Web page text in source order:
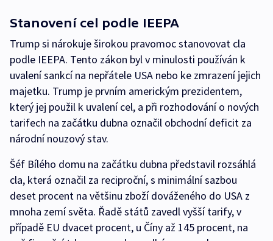
Stanovení cel podle IEEPA
Trump si nárokuje širokou pravomoc stanovovat cla
podle IEEPA. Tento zákon byl v minulosti používán k
uvalení sankcí na nepřátele USA nebo ke zmrazení jejich
majetku. Trump je prvním americkým prezidentem,
který jej použil k uvalení cel, a při rozhodování o nových
tarifech na začátku dubna označil obchodní deficit za
národní nouzový stav.
Šéf Bílého domu na začátku dubna představil rozsáhlá
cla, která označil za reciproční, s minimální sazbou
deset procent na většinu zboží dováženého do USA z
mnoha zemí světa. Řadě států zavedl vyšší tarify, v
případě EU dvacet procent, u Číny až 145 procent, na